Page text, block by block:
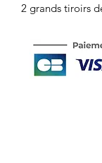
2 grands tiroirs